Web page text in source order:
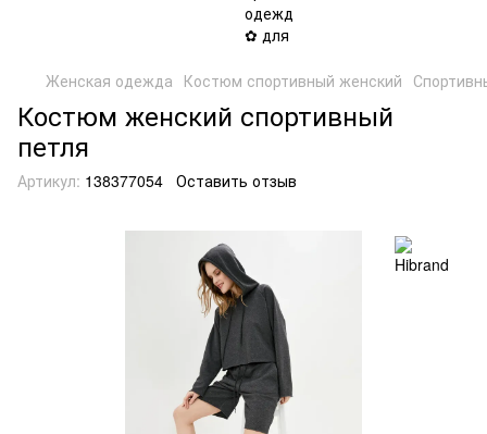
Женская одежда Костюм спортивный женский
Костюм женский спортивный
петля
Артикул: 138377054 Оставить отзыв